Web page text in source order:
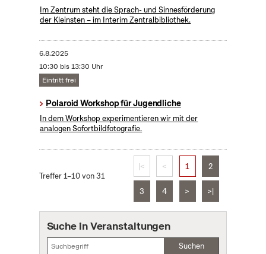
Im Zentrum steht die Sprach- und Sinnesförderung
der Kleinsten – im Interim Zentralbibliothek.
6.8.2025
10:30 bis 13:30 Uhr
Eintritt frei
Polaroid Workshop für Jugendliche
In dem Workshop experimentieren wir mit der
analogen Sofortbildfotografie.
Treffer 1–10 von 31
|< < 1 2
3 4 > >|
Suche in Veranstaltungen
Suchen